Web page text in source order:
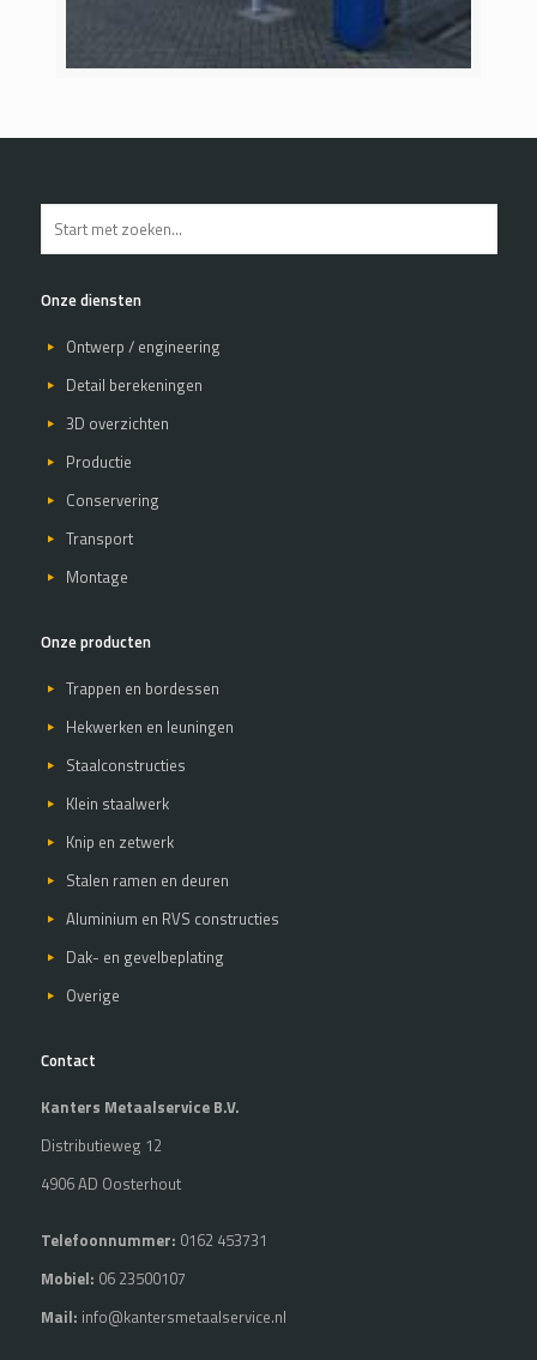
Onze diensten
Ontwerp / engineering
Detail berekeningen
3D overzichten
Productie
Conservering
Transport
Montage
Onze producten
Trappen en bordessen
Hekwerken en leuningen
Staalconstructies
Klein staalwerk
Knip en zetwerk
Stalen ramen en deuren
Aluminium en RVS constructies
Dak- en gevelbeplating
Overige
Contact
Kanters Metaalservice B.V.
Distributieweg 12
4906 AD Oosterhout
Telefoonnummer: 0162 453731
Mobiel: 06 23500107
Mail: info@kantersmetaalservice.nl